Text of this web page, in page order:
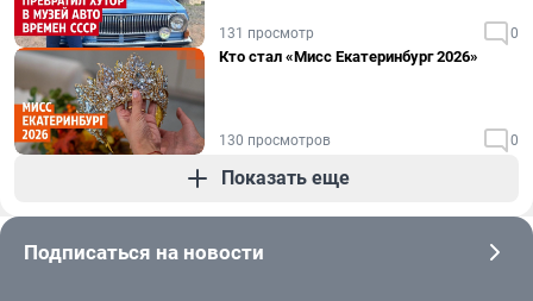
131 просмотр 0
Кто стал «Мисс Екатеринбург 2026»
130 просмотров 0
Показать еще
Подписаться на новости